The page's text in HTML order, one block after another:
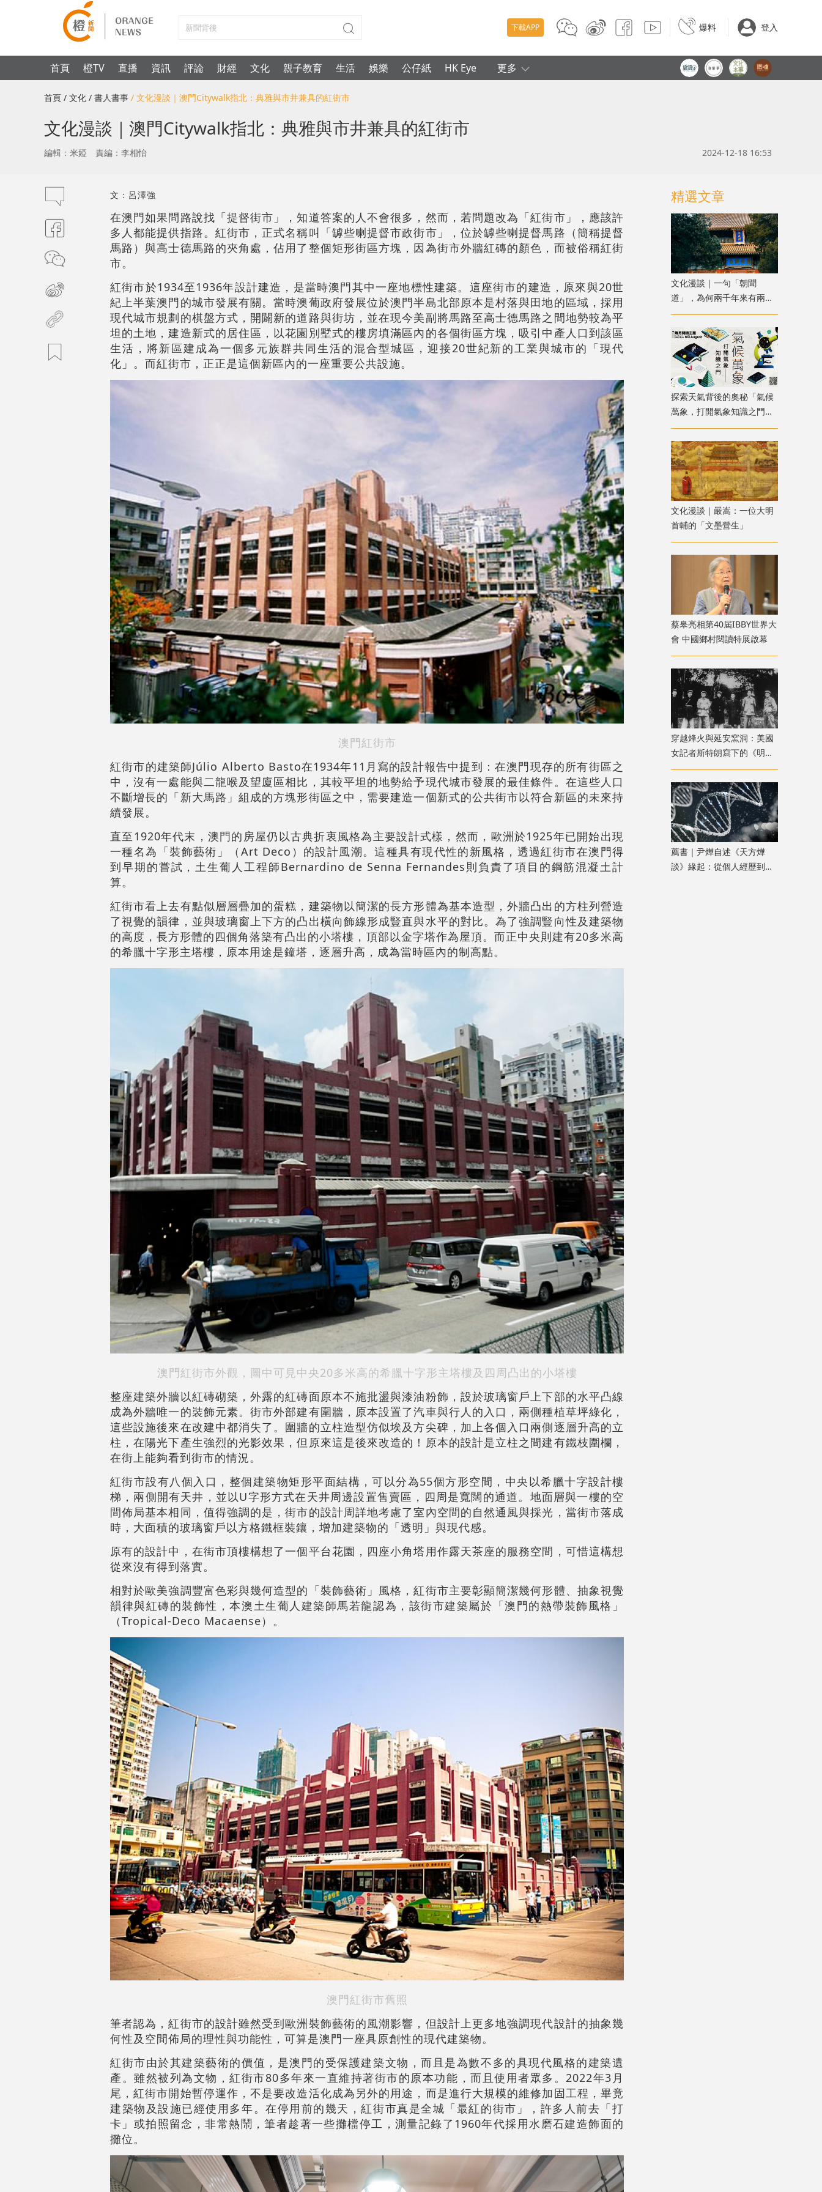
下載APP 爆料 登入
首頁 橙TV 直播 資訊 評論 財經 文化 親子教育 生活 娛樂 公仔紙 HK Eye 更多
首頁 / 文化 / 書人書事 / 文化漫談｜澳門Citywalk指北：典雅與市井兼具的紅街市
文化漫談｜澳門Citywalk指北：典雅與市井兼具的紅街市
編輯：米婭 責編：李相怡 2024-12-18 16:53
文：呂澤強
在澳門如果問路說找「提督街市」，知道答案的人不會很多，然而，若問題改為「紅街市」，應該許
多人都能提供指路。紅街市，正式名稱叫「罅些喇提督市政街市」，位於罅些喇提督馬路（簡稱提督
馬路）與高士德馬路的夾角處，佔用了整個矩形街區方塊，因為街市外牆紅磚的顏色，而被俗稱紅街
市。
紅街市於1934至1936年設計建造，是當時澳門其中一座地標性建築。這座街市的建造，原來與20世
紀上半葉澳門的城市發展有關。當時澳葡政府發展位於澳門半島北部原本是村落與田地的區域，採用
現代城市規劃的棋盤方式，開闢新的道路與街坊，並在現今美副將馬路至高士德馬路之間地勢較為平
坦的土地，建造新式的居住區，以花園別墅式的樓房填滿區內的各個街區方塊，吸引中產人口到該區
生活，將新區建成為一個多元族群共同生活的混合型城區，迎接20世紀新的工業與城市的「現代
化」。而紅街市，正正是這個新區內的一座重要公共設施。
澳門紅街市
紅街市的建築師Júlio Alberto Basto在1934年11月寫的設計報告中提到：在澳門現存的所有街區之
中，沒有一處能與二龍喉及望廈區相比，其較平坦的地勢給予現代城市發展的最佳條件。在這些人口
不斷增長的「新大馬路」組成的方塊形街區之中，需要建造一個新式的公共街市以符合新區的未來持
續發展。
直至1920年代末，澳門的房屋仍以古典折衷風格為主要設計式樣，然而，歐洲於1925年已開始出現
一種名為「裝飾藝術」（Art Deco）的設計風潮。這種具有現代性的新風格，透過紅街市在澳門得
到早期的嘗試，土生葡人工程師Bernardino de Senna Fernandes則負責了項目的鋼筋混凝土計
算。
紅街市看上去有點似層層疊加的蛋糕，建築物以簡潔的長方形體為基本造型，外牆凸出的方柱列營造
了視覺的韻律，並與玻璃窗上下方的凸出橫向飾線形成豎直與水平的對比。為了強調豎向性及建築物
的高度，長方形體的四個角落築有凸出的小塔樓，頂部以金字塔作為屋頂。而正中央則建有20多米高
的希臘十字形主塔樓，原本用途是鐘塔，逐層升高，成為當時區內的制高點。
澳門紅街市外觀，圖中可見中央20多米高的希臘十字形主塔樓及四周凸出的小塔樓
整座建築外牆以紅磚砌築，外露的紅磚面原本不施批盪與漆油粉飾，設於玻璃窗戶上下部的水平凸線
成為外牆唯一的裝飾元素。街市外部建有圍牆，原本設置了汽車與行人的入口，兩側種植草坪綠化，
這些設施後來在改建中都消失了。圍牆的立柱造型仿似埃及方尖碑，加上各個入口兩側逐層升高的立
柱，在陽光下產生強烈的光影效果，但原來這是後來改造的！原本的設計是立柱之間建有鐵枝圍欄，
在街上能夠看到街市的情況。
紅街市設有八個入口，整個建築物矩形平面結構，可以分為55個方形空間，中央以希臘十字設計樓
梯，兩側開有天井，並以U字形方式在天井周邊設置售賣區，四周是寬闊的通道。地面層與一樓的空
間佈局基本相同，值得強調的是，街市的設計周詳地考慮了室內空間的自然通風與採光，當街市落成
時，大面積的玻璃窗戶以方格鐵框裝鑲，增加建築物的「透明」與現代感。
原有的設計中，在街市頂樓構想了一個平台花園，四座小角塔用作露天茶座的服務空間，可惜這構想
從來沒有得到落實。
相對於歐美強調豐富色彩與幾何造型的「裝飾藝術」風格，紅街市主要彰顯簡潔幾何形體、抽象視覺
韻律與紅磚的裝飾性，本澳土生葡人建築師馬若龍認為，該街市建築屬於「澳門的熱帶裝飾風格」
（Tropical-Deco Macaense）。
澳門紅街市舊照
筆者認為，紅街市的設計雖然受到歐洲裝飾藝術的風潮影響，但設計上更多地強調現代設計的抽象幾
何性及空間佈局的理性與功能性，可算是澳門一座具原創性的現代建築物。
紅街市由於其建築藝術的價值，是澳門的受保護建築文物，而且是為數不多的具現代風格的建築遺
產。雖然被列為文物，紅街市80多年來一直維持著街市的原本功能，而且使用者眾多。2022年3月
尾，紅街市開始暫停運作，不是要改造活化成為另外的用途，而是進行大規模的維修加固工程，畢竟
建築物及設施已經使用多年。在停用前的幾天，紅街市真是全城「最紅的街市」，許多人前去「打
卡」或拍照留念，非常熱鬧，筆者趁著一些攤檔停工，測量記錄了1960年代採用水磨石建造飾面的
攤位。
精選文章
文化漫談｜一句「朝聞
道」，為何兩千年來有兩種
解讀？
探索天氣背後的奧秘「氣候
萬象，打開氣象知識之門」
主題書展
文化漫談｜嚴嵩：一位大明
首輔的「文墨營生」
蔡皋亮相第40屆IBBY世界大
會 中國鄉村閱讀特展啟幕
穿越烽火與延安窯洞：美國
女記者斯特朗寫下的《明日
中國》
薦書｜尹燁自述《天方燁
談》緣起：從個人經歷到生